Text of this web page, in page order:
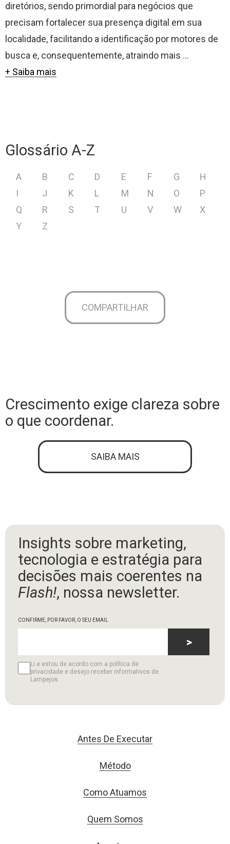
diretórios, sendo primordial para negócios que
precisam fortalecer sua presença digital em sua
localidade, facilitando a identificação por motores de
busca e, consequentemente, atraindo mais ...
+ Saiba mais
Glossário A-Z
A B C D E F G
H
I
J K L M N O
P
Q
R S T U V W
X
Y
Z
COMPARTILHAR
Crescimento exige clareza sobre
o que coordenar.
SAIBA MAIS
Insights sobre marketing,
tecnologia e estratégia para
decisões mais coerentes na
Flash!, nossa newsletter.
CONFIRME, POR FAVOR, O SEU EMAIL
Li e estou de acordo com a política de
privacidade e desejo receber informativos de
Lampejos.
>
Antes De Executar
Método
Como Atuamos
Quem Somos